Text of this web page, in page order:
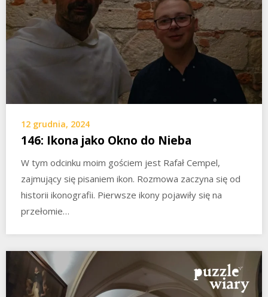
12 grudnia, 2024
146: Ikona jako Okno do Nieba
W tym odcinku moim gościem jest Rafał Cempel,
zajmujący się pisaniem ikon. Rozmowa zaczyna się od
historii ikonografii. Pierwsze ikony pojawiły się na
przełomie…